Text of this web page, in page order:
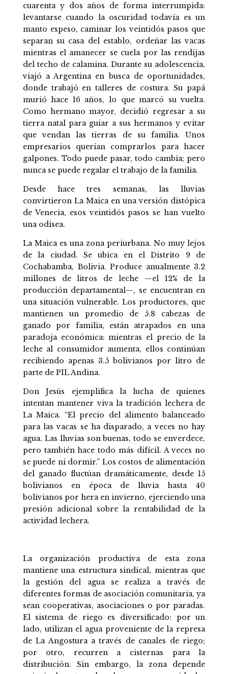
cuarenta y dos años de forma interrumpida:
levantarse cuando la oscuridad todavía es un
manto espeso, caminar los veintidós pasos que
separan su casa del establo, ordeñar las vacas
mientras el amanecer se cuela por las rendijas
del techo de calamina. Durante su adolescencia,
viajó a Argentina en busca de oportunidades,
donde trabajó en talleres de costura. Su papá
murió hace 16 años, lo que marcó su vuelta.
Como hermano mayor, decidió regresar a su
tierra natal para guiar a sus hermanos y evitar
que vendan las tierras de su familia. Unos
empresarios querían comprarlos para hacer
galpones. Todo puede pasar, todo cambia; pero
nunca se puede regalar el trabajo de la familia.
Desde hace tres semanas, las lluvias
convirtieron La Maica en una versión distópica
de Venecia, esos veintidós pasos se han vuelto
una odisea.
La Maica es una zona periurbana. No muy lejos
de la ciudad. Se ubica en el Distrito 9 de
Cochabamba, Bolivia. Produce anualmente 3.2
millones de litros de leche —el 12% de la
producción departamental—, se encuentran en
una situación vulnerable. Los productores, que
mantienen un promedio de 5.8 cabezas de
ganado por familia, están atrapados en una
paradoja económica: mientras el precio de la
leche al consumidor aumenta, ellos continúan
recibiendo apenas 3.5 bolivianos por litro de
parte de PIL Andina.
Don Jesús ejemplifica la lucha de quienes
intentan mantener viva la tradición lechera de
La Maica. “El precio del alimento balanceado
para las vacas se ha disparado, a veces no hay
agua. Las lluvias son buenas, todo se enverdece,
pero también hace todo más difícil. A veces no
se puede ni dormir.” Los costos de alimentación
del ganado fluctúan dramáticamente, desde 15
bolivianos en época de lluvia hasta 40
bolivianos por hera en invierno, ejerciendo una
presión adicional sobre la rentabilidad de la
actividad lechera.
La organización productiva de esta zona
mantiene una estructura sindical, mientras que
la gestión del agua se realiza a través de
diferentes formas de asociación comunitaria, ya
sean cooperativas, asociaciones o por paradas.
El sistema de riego es diversificado: por un
lado, utilizan el agua proveniente de la represa
de La Angostura a través de canales de riego;
por otro, recurren a cisternas para la
distribución. Sin embargo, la zona depende